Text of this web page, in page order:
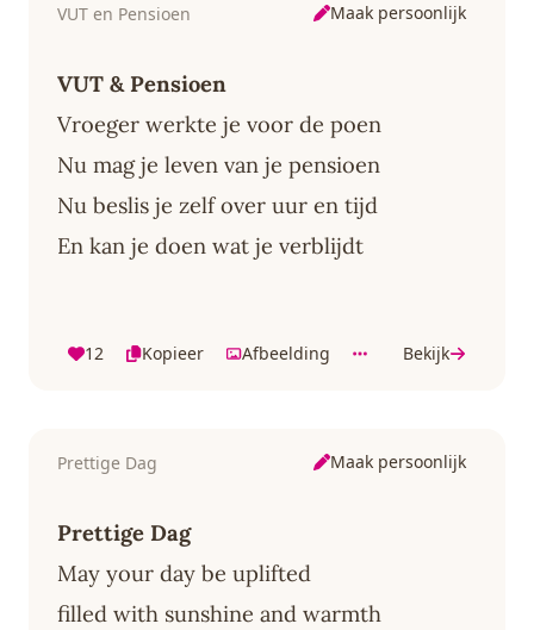
VUT en Pensioen Maak persoonlijk
VUT & Pensioen
Vroeger werkte je voor de poen
Nu mag je leven van je pensioen
Nu beslis je zelf over uur en tijd
En kan je doen wat je verblijdt
12 Kopieer Afbeelding Bekijk
Prettige Dag Maak persoonlijk
Prettige Dag
May your day be uplifted
filled with sunshine and warmth